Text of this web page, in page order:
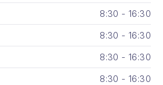
8:30 - 16:30
8:30 - 16:30
8:30 - 16:30
8:30 - 16:30